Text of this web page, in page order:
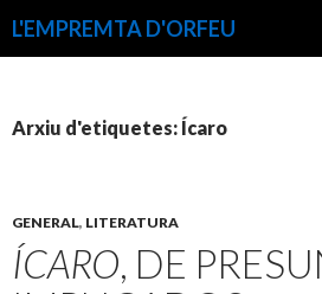
L'EMPREMTA D'ORFEU
Arxiu d'etiquetes: Ícaro
GENERAL, LITERATURA
ÍCARO, DE